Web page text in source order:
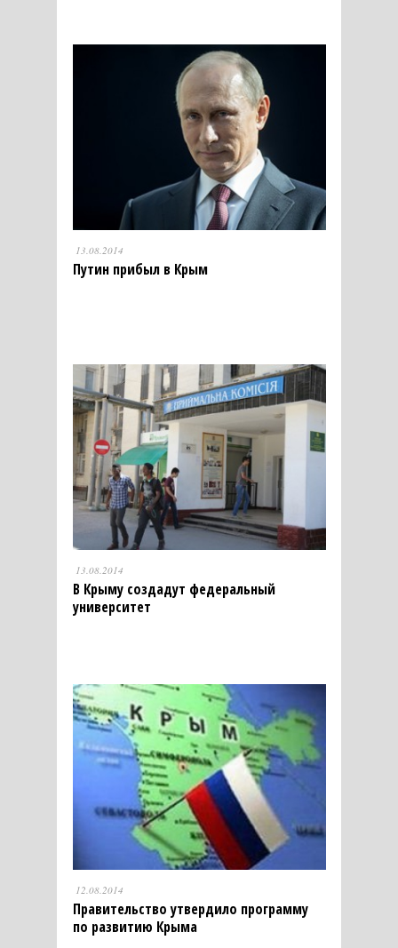
13.08.2014
Путин прибыл в Крым
13.08.2014
В Крыму создадут федеральный
университет
12.08.2014
Правительство утвердило программу
по развитию Крыма